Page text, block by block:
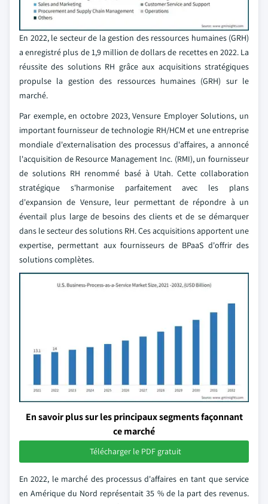
En 2022, le secteur de la gestion des ressources humaines (GRH)
a enregistré plus de 1,9 million de dollars de recettes en 2022. La
réussite des solutions RH grâce aux acquisitions stratégiques
propulse la gestion des ressources humaines (GRH) sur le
marché.
Par exemple, en octobre 2023, Vensure Employer Solutions, un
important fournisseur de technologie RH/HCM et une entreprise
mondiale d'externalisation des processus d'affaires, a annoncé
l'acquisition de Resource Management Inc. (RMI), un fournisseur
de solutions RH renommé basé à Utah. Cette collaboration
stratégique s'harmonise parfaitement avec les plans
d'expansion de Vensure, leur permettant de répondre à un
éventail plus large de besoins des clients et de se démarquer
dans le secteur des solutions RH. Ces acquisitions apportent une
expertise, permettant aux fournisseurs de BPaaS d'offrir des
solutions complètes.
En savoir plus sur les principaux segments façonnant
ce marché
Télécharger le PDF gratuit
En 2022, le marché des processus d'affaires en tant que service
en Amérique du Nord représentait 35 % de la part des revenus.